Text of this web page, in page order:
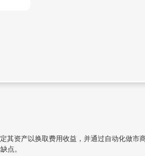
其资产以换取费用收益，并通过自动化做市
点。